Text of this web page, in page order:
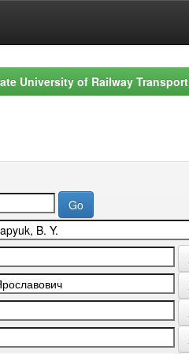
University of Railway Transport